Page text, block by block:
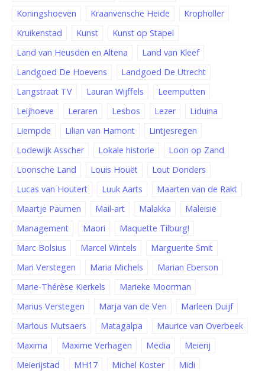
Koningshoeven Kraanvensche Heide
Kropholler
Kruikenstad
Kunst
Kunst op Stapel
Land van Heusden en Altena
Land van Kleef
Landgoed De Hoevens
Landgoed De Utrecht
Langstraat TV
Lauran Wijffels
Leemputten
Leijhoeve
Leraren Lesbos Lezer
Liduina
Liempde
Lilian van Hamont
Lintjesregen
Lodewijk Asscher
Lokale historie
Loon op Zand
Loonsche Land
Louis Houët
Lout Donders
Lucas van Houtert
Luuk Aarts
Maarten van de Rakt
Maartje Paumen
Mail-art Malakka
Maleisië
Management
Maori
Maquette Tilburg!
Marc Bolsius
Marcel Wintels
Marguerite Smit
Mari Verstegen
Maria Michels
Marian Eberson
Marie-Thérèse Kierkels
Marieke Moorman
Marius Verstegen
Marja van de Ven
Marleen Duijf
Marlous Mutsaers
Matagalpa
Maurice van Overbeek
Maxima
Maxime Verhagen Media
Meierij
Meierijstad
MH17 Michel Koster
Midi